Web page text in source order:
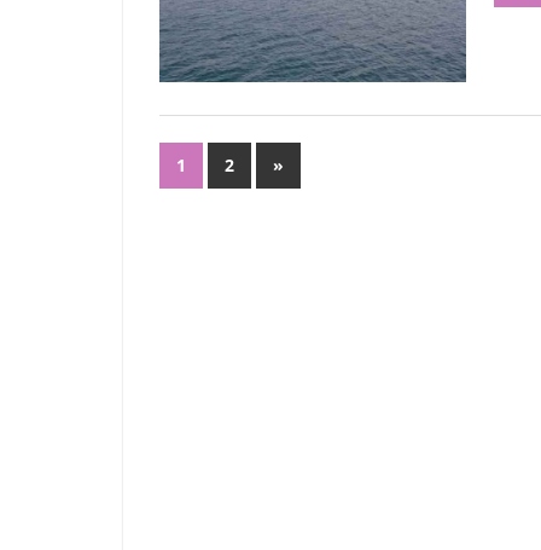
や
書
籍、
展
示、
投
1 2
次
の
»